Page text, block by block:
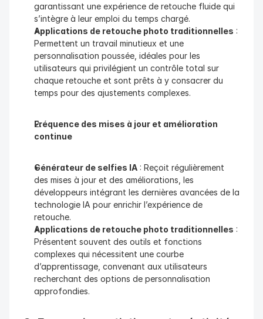
garantissant une expérience de retouche fluide qui
s’intègre à leur emploi du temps chargé.
Applications de retouche photo traditionnelles :
Permettent un travail minutieux et une
personnalisation poussée, idéales pour les
utilisateurs qui privilégient un contrôle total sur
chaque retouche et sont prêts à y consacrer du
temps pour des ajustements complexes.
Fréquence des mises à jour et amélioration
continue
Générateur de selfies IA : Reçoit régulièrement
des mises à jour et des améliorations, les
développeurs intégrant les dernières avancées de la
technologie IA pour enrichir l’expérience de
retouche.
Applications de retouche photo traditionnelles :
Présentent souvent des outils et fonctions
complexes qui nécessitent une courbe
d’apprentissage, convenant aux utilisateurs
recherchant des options de personnalisation
approfondies.